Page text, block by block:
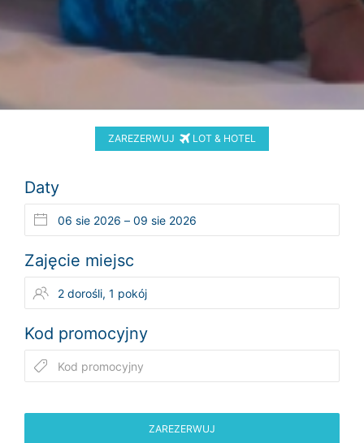
ZAREZERWUJ LOT & HOTEL
Daty
Zajęcie miejsc
Kod promocyjny
ZAREZERWUJ